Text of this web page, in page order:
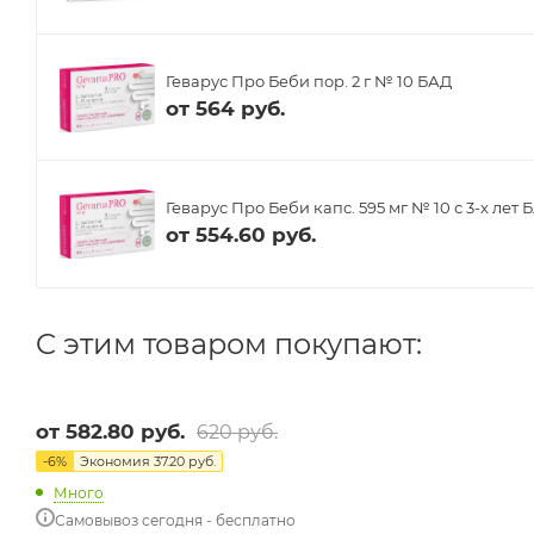
Геварус Про Беби пор. 2 г № 10 БАД
от 564 руб.
Геварус Про Беби капс. 595 мг № 10 с 3-х лет
от 554.60 руб.
C этим товаром покупают:
от 582.80 руб. 620 руб.
-6% Экономия 37.20 руб.
Много
Самовывоз сегодня - бесплатно